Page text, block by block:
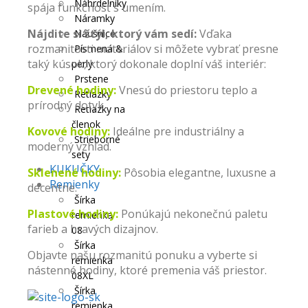
Náhrdelníky
Náramky
Náušnice
Písmená &
perly
Prstene
Retiazky
Retiazky na
členok
Strieborné
sety
KUKUČKY
Remienky
Šírka
remienka
08
Šírka
remienka
08XL
Šírka
spája funkčnosť s umením.
Nájdite si štýl, ktorý vám sedí:Vďaka
rozmanitosti materiálov si môžete vybrať presne
taký kúsok, ktorý dokonale doplní váš interiér:
Drevené hodiny:Vnesú do priestoru teplo a
prírodný dotyk.
Kovové hodiny: Ideálne pre industriálny a
moderný vzhľad.
Sklenené hodiny: Pôsobia elegantne, luxusne a
decentne.
Plastové hodiny: Ponúkajú nekonečnú paletu
farieb a hravých dizajnov.
Objavte našu rozmanitú ponuku a vyberte si
nástenné hodiny, ktoré premenia váš priestor.